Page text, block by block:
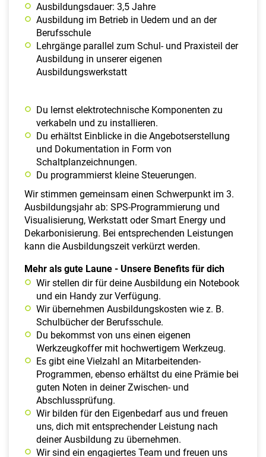
Ausbildungsdauer: 3,5 Jahre
Ausbildung im Betrieb in Uedem und an der
Berufsschule
Lehrgänge parallel zum Schul- und Praxisteil der
Ausbildung in unserer eigenen
Ausbildungswerkstatt
Du lernst elektrotechnische Komponenten zu
verkabeln und zu installieren.
Du erhältst Einblicke in die Angebotserstellung
und Dokumentation in Form von
Schaltplanzeichnungen.
Du programmierst kleine Steuerungen.
Wir stimmen gemeinsam einen Schwerpunkt im 3.
Ausbildungsjahr ab: SPS-Programmierung und
Visualisierung, Werkstatt oder Smart Energy und
Dekarbonisierung. Bei entsprechenden Leistungen
kann die Ausbildungszeit verkürzt werden.
Mehr als gute Laune - Unsere Benefits für dich
Wir stellen dir für deine Ausbildung ein Notebook
und ein Handy zur Verfügung.
Wir übernehmen Ausbildungskosten wie z. B.
Schulbücher der Berufsschule.
Du bekommst von uns einen eigenen
Werkzeugkoffer mit hochwertigem Werkzeug.
Es gibt eine Vielzahl an Mitarbeitenden-
Programmen, ebenso erhältst du eine Prämie bei
guten Noten in deiner Zwischen- und
Abschlussprüfung.
Wir bilden für den Eigenbedarf aus und freuen
uns, dich mit entsprechender Leistung nach
deiner Ausbildung zu übernehmen.
Wir sind ein engagiertes Team und freuen uns